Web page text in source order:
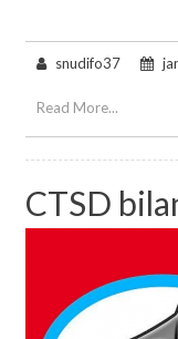
snudifo37
Read More...
CTSD